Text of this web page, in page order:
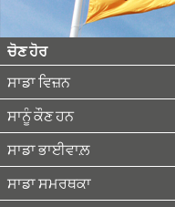
ਚੋਣ ਹੋਰ
ਸਾਡਾ ਵਿਜ਼ਨ
ਸਾਨੂੰ ਕੌਣ ਹਨ
ਸਾਡਾ ਭਾਈਵਾਲ਼
ਸਾਡਾ ਸਮਰਥਕਾ